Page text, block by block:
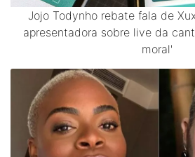
Jojo Todynho rebate fala de
apresentadora sobre live da
moral'